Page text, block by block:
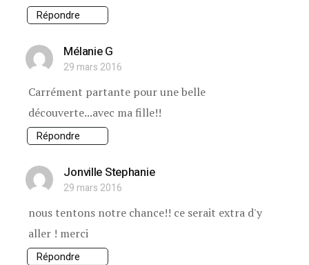
Répondre
Mélanie G
29 mars 2016
Carrément partante pour une belle
découverte...avec ma fille!!
Répondre
Jonville Stephanie
29 mars 2016
nous tentons notre chance!! ce serait extra d'y
aller ! merci
Répondre